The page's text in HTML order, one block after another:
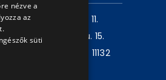
1980 Budapest, Pf. 11.
Budapest, Akácfa u. 15.
+36 1 461 6500 / 11132
nézve a
az
süti